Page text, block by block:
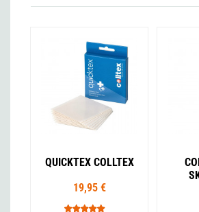
QUICKTEX COLLTEX
19,95 €